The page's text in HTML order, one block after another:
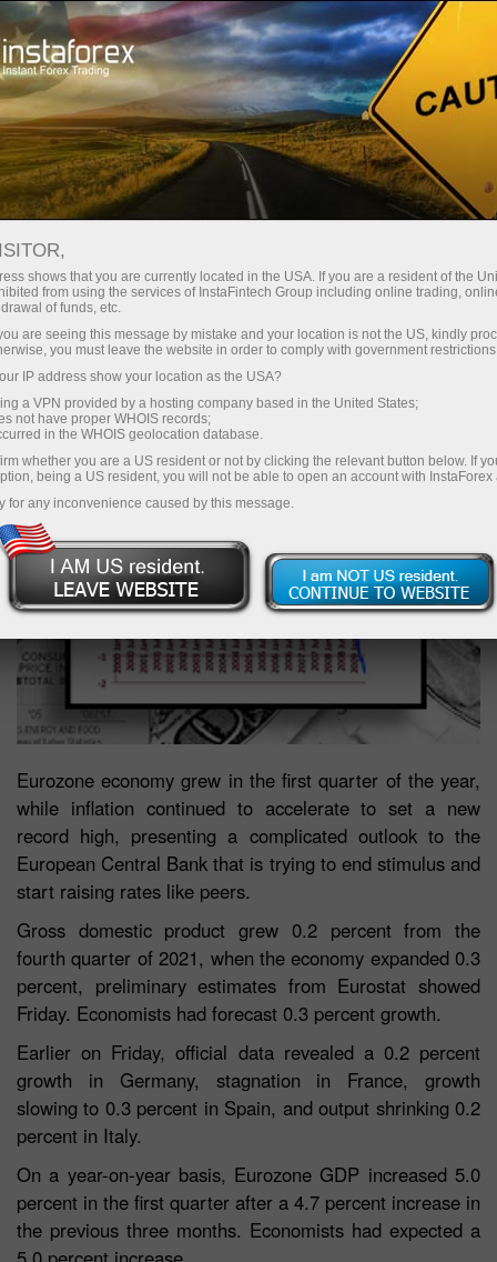
ট্রেডারদের জন্য
EUROZONE ECONOMY GROWS IN
Q1, INFLATION SETS NEW HIGH
Eurozone economy grew in the first quarter of the year,
while inflation continued to accelerate to set a new
record high, presenting a complicated outlook to the
European Central Bank that is trying to end stimulus and
start raising rates like peers.
Gross domestic product grew 0.2 percent from the
fourth quarter of 2021, when the economy expanded 0.3
percent, preliminary estimates from Eurostat showed
Friday. Economists had forecast 0.3 percent growth.
Earlier on Friday, official data revealed a 0.2 percent
growth in Germany, stagnation in France, growth
slowing to 0.3 percent in Spain, and output shrinking 0.2
percent in Italy.
On a year-on-year basis, Eurozone GDP increased 5.0
percent in the first quarter after a 4.7 percent increase in
the previous three months. Economists had expected a
shows that you are currently located in the USA. If you are a resident of the
from using the services of InstaFintech Group including online trading,
of funds, etc.
are seeing this message by mistake and your location is not the US, kindly
you must leave the website in order to comply with government
IP address show your location as the USA?
a VPN provided by a hosting company based in the United States;
not have proper WHOIS records;
in the WHOIS geolocation database.
whether you are a US resident or not by clicking the relevant button below. If
being a US resident, you will not be able to open an account with InstaForex
for any inconvenience caused by this message.